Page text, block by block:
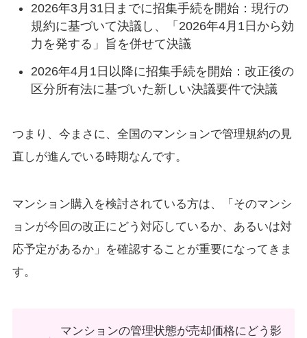
2026年3月31日までに招集手続を開始：現行の
規約に基づいて決議し、「2026年4月1日から効
力を発する」旨を併せて決議
2026年4月1日以降に招集手続を開始：改正後の
区分所有法に基づいた新しい決議要件で決議
つまり、今まさに、全国のマンションで管理規約の見
直しが進んでいる時期なんです。
マンション購入を検討されている方は、「そのマンシ
ョンが今回の改正にどう対応しているか、あるいは対
応予定があるか」を確認することが重要になってきま
す。
マンションの管理状態が売却価格にどう影